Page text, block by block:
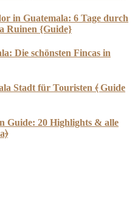
in Guatemala: 6 Tage durch
Ruinen {Guide}
Die schönsten Fincas in
Stadt für Touristen ⦑ Guide
Guide: 20 Highlights & alle